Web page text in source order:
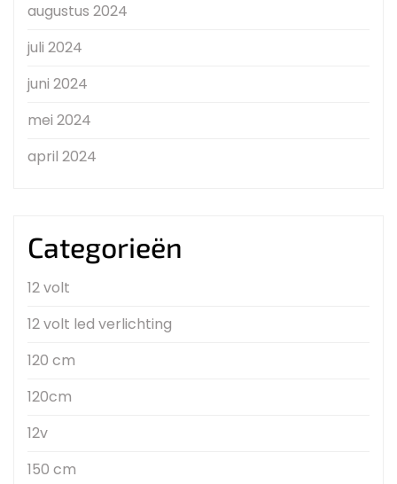
augustus 2024
juli 2024
juni 2024
mei 2024
april 2024
Categorieën
12 volt
12 volt led verlichting
120 cm
120cm
12v
150 cm